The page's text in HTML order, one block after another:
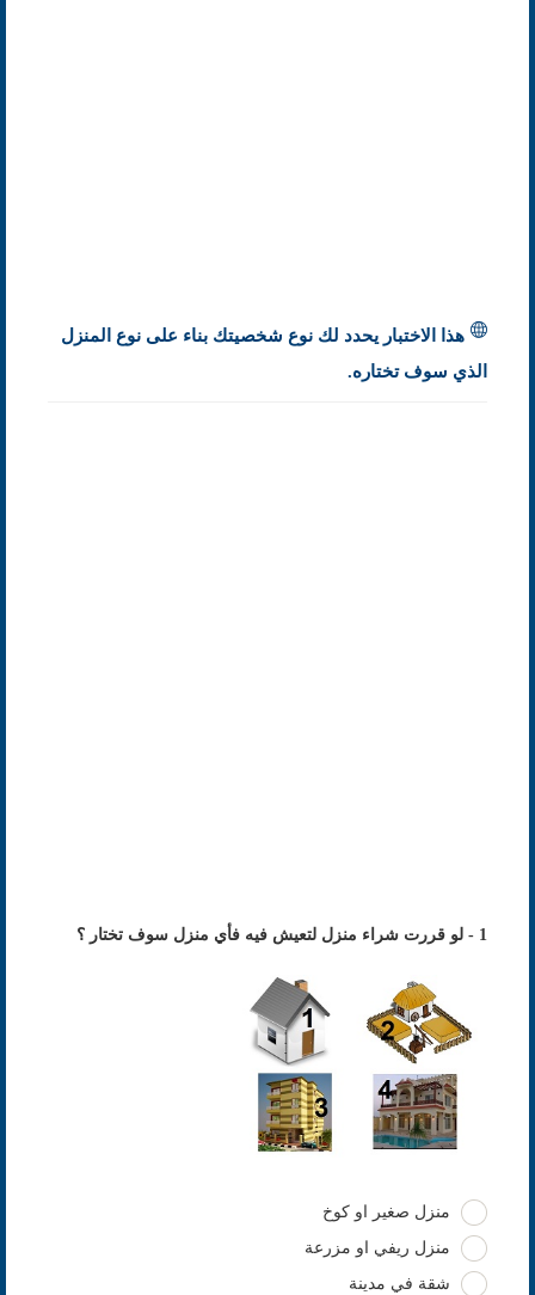
هذا الاختبار يحدد لك نوع شخصيتك بناء على نوع المنزل
الذي سوف تختاره.
منزل صغير او كوخ
منزل ريفي او مزرعة
شقة في مدينة